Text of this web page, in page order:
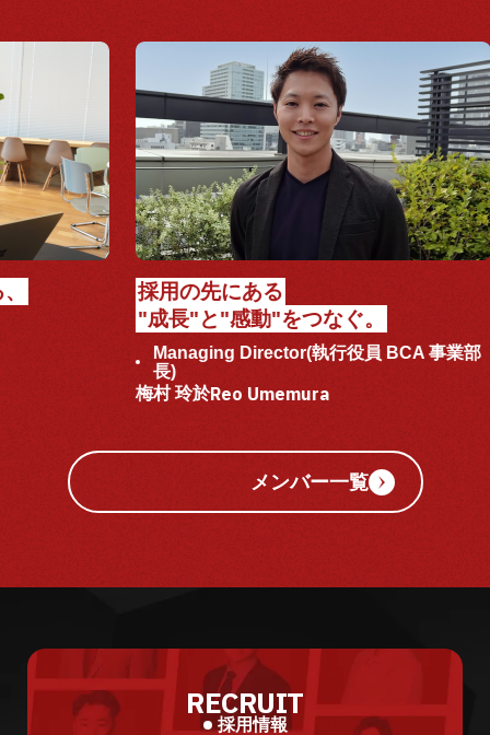
採用の先にある
"成長"と"感動"をつなぐ。
Managing Director(執行役員 BCA 事業部
梅村 玲於Reo Umemura
メンバー一覧
RECRUIT
採用情報